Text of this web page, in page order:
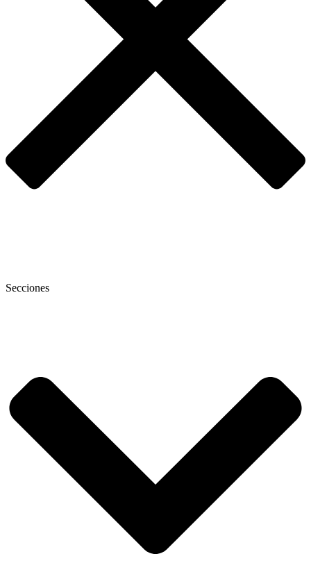
Secciones